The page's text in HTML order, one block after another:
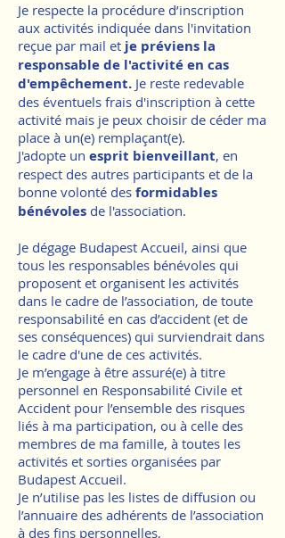
Je respecte la procédure d’inscription
aux activités indiquée dans l'invitation
reçue par mail et je préviens la
responsable de l'activité en cas
d'empêchement. Je reste redevable
des éventuels frais d'inscription à cette
activité mais je peux choisir de céder ma
place à un(e) remplaçant(e).
J'adopte un esprit bienveillant, en
respect des autres participants et de la
bonne volonté des formidables
bénévoles de l'association.
Je dégage Budapest Accueil, ainsi que
tous les responsables bénévoles qui
proposent et organisent les activités
dans le cadre de l’association, de toute
responsabilité en cas d’accident (et de
ses conséquences) qui surviendrait dans
le cadre d'une de ces activités.
Je m’engage à être assuré(e) à titre
personnel en Responsabilité Civile et
Accident pour l’ensemble des risques
liés à ma participation, ou à celle des
membres de ma famille, à toutes les
activités et sorties organisées par
Budapest Accueil.
Je n’utilise pas les listes de diffusion ou
l’annuaire des adhérents de l’association
à des fins personnelles,